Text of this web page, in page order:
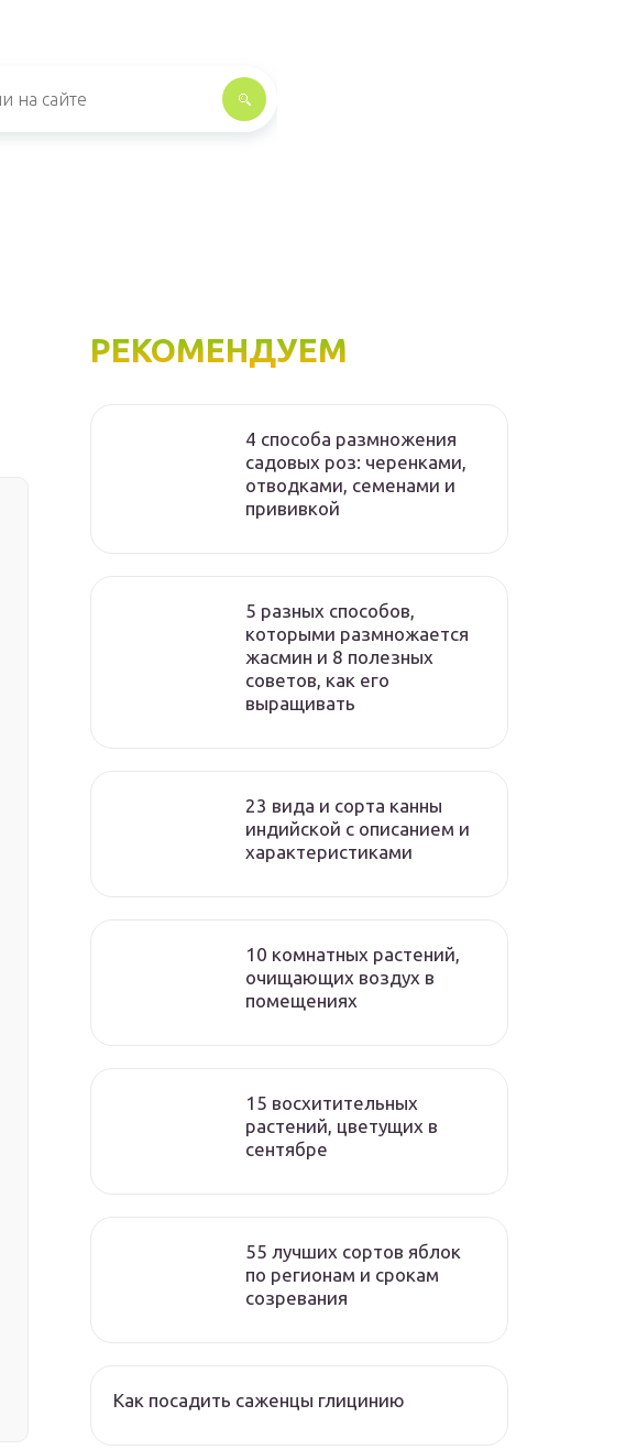
РЕКОМЕНДУЕМ
4 способа размножения
садовых роз: черенками,
отводками, семенами и
прививкой
5 разных способов,
которыми размножается
жасмин и 8 полезных
советов, как его
выращивать
23 вида и сорта канны
индийской с описанием и
характеристиками
10 комнатных растений,
очищающих воздух в
помещениях
15 восхитительных
растений, цветущих в
сентябре
55 лучших сортов яблок
по регионам и срокам
созревания
Как посадить саженцы глицинию